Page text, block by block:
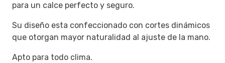
para un calce perfecto y seguro.
Su diseño esta confeccionado con cortes dinámicos
que otorgan mayor naturalidad al ajuste de la mano.
Apto para todo clima.